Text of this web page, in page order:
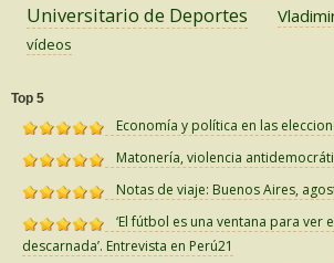
Universitario de Deportes
vídeos
Top 5
Economía y política en las
Matonería, violencia
Notas de viaje: Buenos Aires,
‘El fútbol es una ventana para ver
descarnada’. Entrevista en Perú21